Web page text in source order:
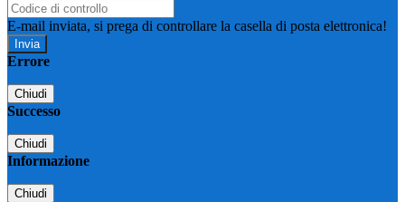
E-mail inviata, si prega di controllare la casella di posta elettronica!
Errore
Chiudi
Successo
Chiudi
Informazione
Chiudi